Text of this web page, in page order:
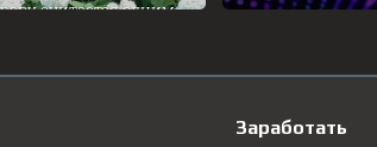
Заработать